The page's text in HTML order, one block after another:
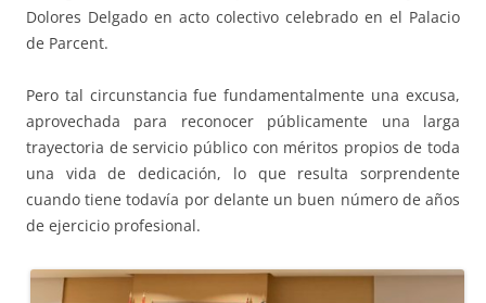
Dolores Delgado en acto colectivo celebrado en el Palacio
de Parcent.
Pero tal circunstancia fue fundamentalmente una excusa,
aprovechada para reconocer públicamente una larga
trayectoria de servicio público con méritos propios de toda
una vida de dedicación, lo que resulta sorprendente
cuando tiene todavía por delante un buen número de años
de ejercicio profesional.